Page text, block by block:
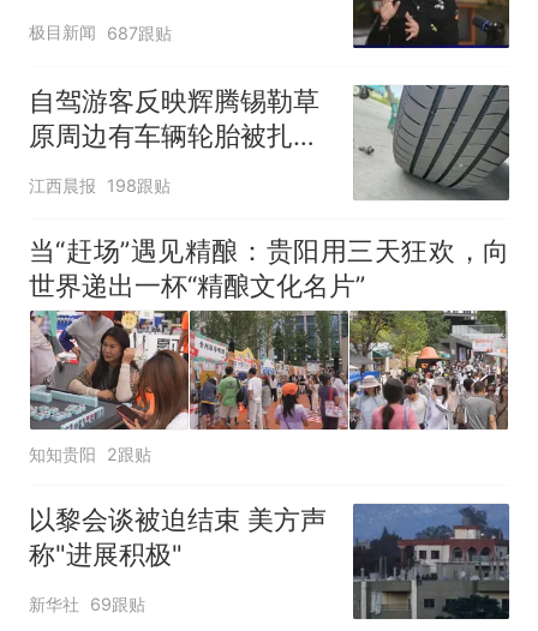
不易”，称自己买衣服80%
极目新闻 687跟贴
自驾游客反映辉腾锡勒草
原周边有车辆轮胎被扎，
修理店铺换胎价格高达千
元，官方发布情况通报
江西晨报 198跟贴
当“赶场”遇见精酿：贵阳用三天狂欢，向
世界递出一杯“精酿文化名片”
知知贵阳 2跟贴
以黎会谈被迫结束 美方声
称"进展积极"
新华社 69跟贴